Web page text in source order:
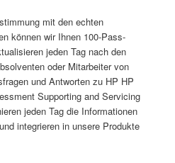
mit den echten
können wir Ihnen 100-Pass-
jeden Tag nach den
oder Mitarbeiter von
und Antworten zu HP HP
Supporting and Servicing
jeden Tag die Informationen
integrieren in unsere Produkte